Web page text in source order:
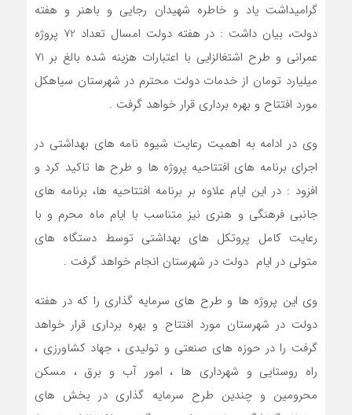
گرامیداشت یاد و خاطره شهیدان رجایی و باهنر و هفته
دولت، بیان داشت : در هفته دولت امسال تعداد 72 پروژه
عمرانی و طرح اشتغالزایی با اعتبارات هزینه شده بالغ بر 71
میلیارد تومان از خدمات دولت محترم در شهرستان سیاهکل
مورد افتتاح و بهره برداری قرار خواهد گرفت .
وی در ادامه به اهمیت رعایت شیوه نامه های بهداشتی در
اجرای برنامه های افتتاحیه پروژه ها و طرح ها تاکید کرد و
افزود : در این ایام علاوه بر برنامه افتتاحیه ها، برنامه های
جانبی فرهنگی و هنری نیز متناسب با ایام ماه محرم و با
رعایت کامل پروتکل های بهداشتی توسط دستگاه های
متولی در ایام ‌ دولت در شهرستان انجام خواهد گرفت .
وی این پروژه ها و طرح های سرمایه گذاری را که در هفته
دولت در شهرستان مورد افتتاح و بهره برداری قرار خواهد
گرفت را در حوزه های صنعتی و تولیدی ، جهاد کشاورزی ،
راه روستایی و شهرداری ها ، امور آب و برق ، مسکن
محرومین و چندین طرح سرمایه گذاری در بخش های